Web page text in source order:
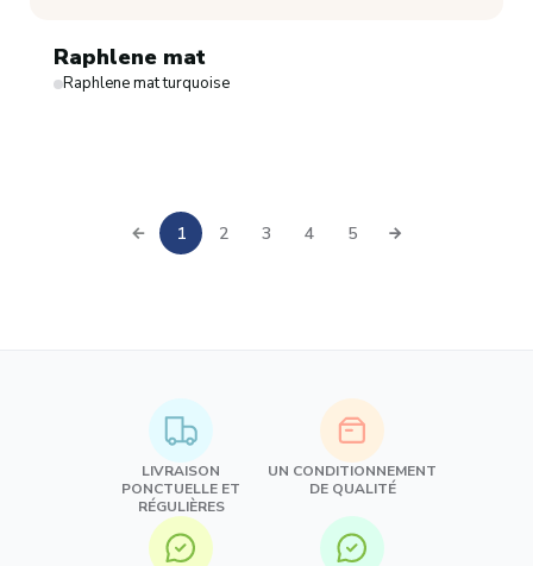
Raphlene mat
Raphlene mat turquoise
1 2 3 4 5
LIVRAISON
PONCTUELLE ET
RÉGULIÈRES
UN CONDITIONNEMENT
DE QUALITÉ